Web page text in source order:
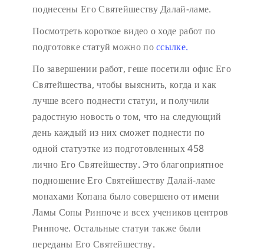
поднесены Его Святейшеству Далай-ламе.
Посмотреть короткое видео о ходе работ по
подготовке статуй можно поссылке.
По завершении работ, геше посетили офис Его
Святейшества, чтобы выяснить, когда и как
лучше всего поднести статуи, и получили
радостную новость о том, что на следующий
день каждый из них сможет поднести по
одной статуэтке из подготовленных 458
лично Его Святейшеству. Это благоприятное
подношение Его Святейшеству Далай-ламе
монахами Копана было совершено от имени
Ламы Сопы Ринпоче и всех учеников центров
Ринпоче. Остальные статуи также были
переданы Его Святейшеству.